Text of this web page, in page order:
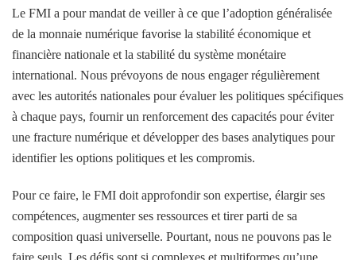
Le FMI a pour mandat de veiller à ce que l’adoption généralisée
de la monnaie numérique favorise la stabilité économique et
financière nationale et la stabilité du système monétaire
international. Nous prévoyons de nous engager régulièrement
avec les autorités nationales pour évaluer les politiques spécifiques
à chaque pays, fournir un renforcement des capacités pour éviter
une fracture numérique et développer des bases analytiques pour
identifier les options politiques et les compromis.
Pour ce faire, le FMI doit approfondir son expertise, élargir ses
compétences, augmenter ses ressources et tirer parti de sa
composition quasi universelle. Pourtant, nous ne pouvons pas le
faire seuls. Les défis sont si complexes et multiformes qu’une